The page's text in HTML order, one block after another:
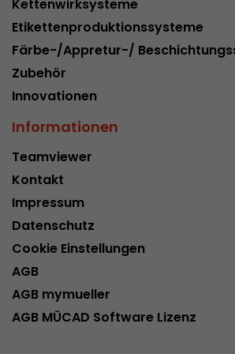
Kettenwirksysteme
Etikettenproduktionssysteme
Färbe-/Appretur-/
Zubehör
Innovationen
Informationen
Teamviewer
Kontakt
Impressum
Datenschutz
Cookie Einstellungen
AGB
AGB mymueller
AGB MÜCAD Software Lizenz
__utmc
Provider www.google.com/
Zweck
Analytics nicht mehr
Codes nicht
Name
Provider www.google.com/